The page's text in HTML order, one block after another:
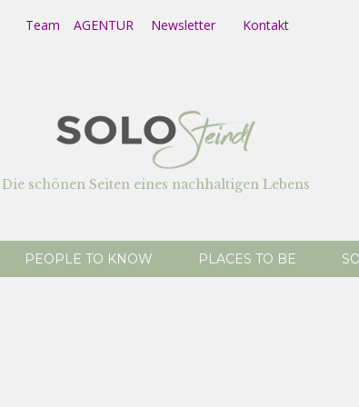
Team AGENTUR Newsletter Kontakt
Die schönen Seiten eines nachhaltigen Lebens
PEOPLE TO KNOW PLACES TO BE